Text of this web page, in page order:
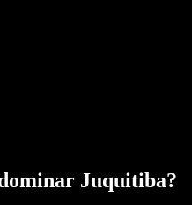
Juquitiba?